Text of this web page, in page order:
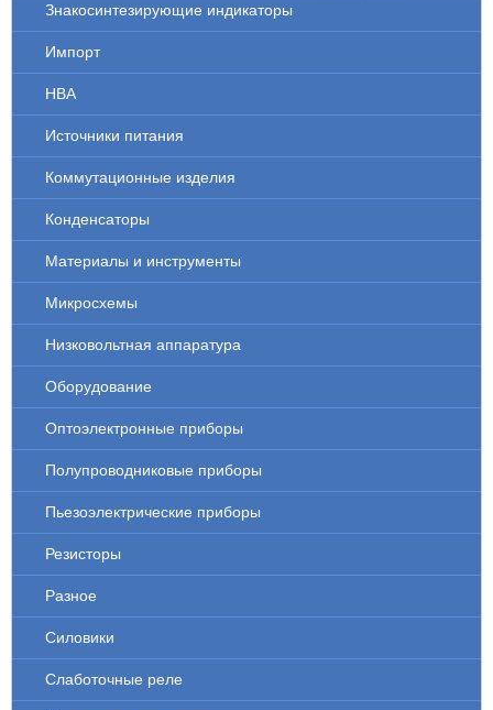
Знакосинтезирующие индикаторы
Импорт
НВА
Источники питания
Коммутационные изделия
Конденсаторы
Материалы и инструменты
Микросхемы
Низковольтная аппаратура
Оборудование
Оптоэлектронные приборы
Полупроводниковые приборы
Пьезоэлектрические приборы
Резисторы
Разное
Силовики
Слаботочные реле